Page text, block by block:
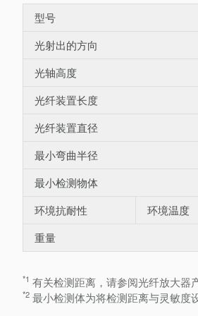
型号
光射出的方向
光轴高度
光纤装置长度
光纤装置直径
最小弯曲半径
最小检测物体
环境抗耐性 环境温度
重量
*1 有关检测距离，请参阅光纤放大器
*2 最小检测体为将检测距离与灵敏度